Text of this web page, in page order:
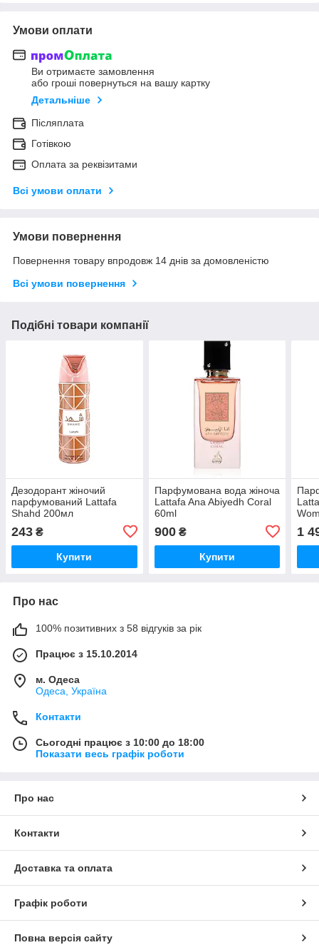
Умови оплати
Ви отримаєте замовлення
або гроші повернуться на вашу картку
Детальніше
Післяплата
Готівкою
Оплата за реквізитами
Всі умови оплати
Умови повернення
Повернення товару впродовж 14 днів за домовленістю
Всі умови повернення
Подібні товари компанії
Дезодорант жіночий
парфумований Lattafa
Shahd 200мл
243 ₴
Купити
Парфумована вода жіноча
Lattafa Ana Abiyedh Coral
60ml
900₴
Купити
1
Про нас
100% позитивних з 58 відгуків за рік
Працює з 15.10.2014
м. Одеса
Одеса, Україна
Контакти
Сьогодні працює з 10:00 до 18:00
Показати весь графік роботи
Про нас
Контакти
Доставка та оплата
Графік роботи
Повна версія сайту